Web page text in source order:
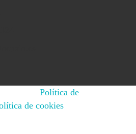
Política de
de cookies